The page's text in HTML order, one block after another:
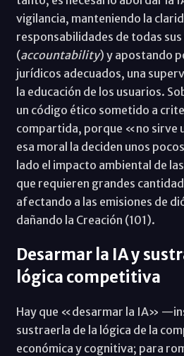
vigilancia, manteniendo la
responsabilidades de todas
(accountability) y apostando
jurídicos adecuados, una
la educación de los usuarios.
un código ético sometido a
compartida, porque «no sirve
esa moral la deciden unos
lado el impacto ambiental de
que requieren grandes
afectando a las emisiones de
dañando la Creación (101).
Desarmar la IA y
lógica competitiva
Hay que «desarmar la IA»
sustraerla de la lógica de la
económica y cognitiva; para